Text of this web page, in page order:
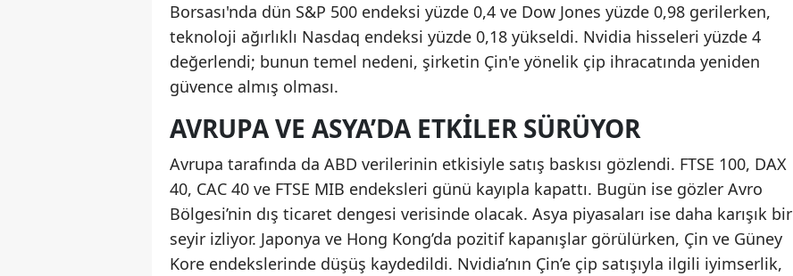
Borsası'nda dün S&P 500 endeksi yüzde 0,4 ve Dow Jones yüzde 0,98 gerilerken,
teknoloji ağırlıklı Nasdaq endeksi yüzde 0,18 yükseldi. Nvidia hisseleri yüzde 4
değerlendi; bunun temel nedeni, şirketin Çin'e yönelik çip ihracatında yeniden
güvence almış olması.
AVRUPA VE ASYA’DA ETKILER SÜRÜYOR
Avrupa tarafında da ABD verilerinin etkisiyle satış baskısı gözlendi. FTSE 100, DAX
40, CAC 40 ve FTSE MIB endeksleri günü kayıpla kapattı. Bugün ise gözler Avro
Bölgesi’nin dış ticaret dengesi verisinde olacak. Asya piyasaları ise daha karışık bir
seyir izliyor. Japonya ve Hong Kong’da pozitif kapanışlar görülürken, Çin ve Güney
Kore endekslerinde düşüş kaydedildi. Nvidia’nın Çin’e çip satışıyla ilgili iyimserlik,